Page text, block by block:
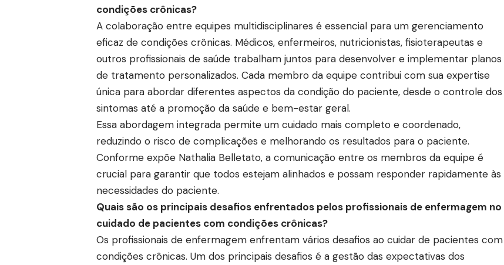
condições crônicas?
A colaboração entre equipes multidisciplinares é essencial para um gerenciamento
eficaz de condições crônicas. Médicos, enfermeiros, nutricionistas, fisioterapeutas e
outros profissionais de saúde trabalham juntos para desenvolver e implementar planos
de tratamento personalizados. Cada membro da equipe contribui com sua expertise
única para abordar diferentes aspectos da condição do paciente, desde o controle dos
sintomas até a promoção da saúde e bem-estar geral.
Essa abordagem integrada permite um cuidado mais completo e coordenado,
reduzindo o risco de complicações e melhorando os resultados para o paciente.
Conforme expõe Nathalia Belletato, a comunicação entre os membros da equipe é
crucial para garantir que todos estejam alinhados e possam responder rapidamente às
necessidades do paciente.
Quais são os principais desafios enfrentados pelos profissionais de enfermagem no
cuidado de pacientes com condições crônicas?
Os profissionais de enfermagem enfrentam vários desafios ao cuidar de pacientes com
condições crônicas. Um dos principais desafios é a gestão das expectativas dos